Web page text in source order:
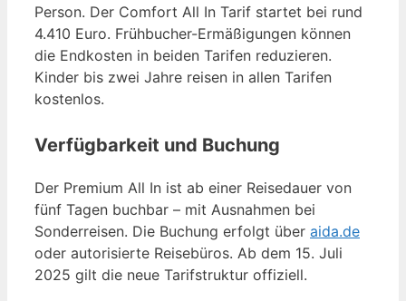
Person. Der Comfort All In Tarif startet bei rund
4.410 Euro. Frühbucher-Ermäßigungen können
die Endkosten in beiden Tarifen reduzieren.
Kinder bis zwei Jahre reisen in allen Tarifen
kostenlos.
Verfügbarkeit und Buchung
Der Premium All In ist ab einer Reisedauer von
fünf Tagen buchbar – mit Ausnahmen bei
Sonderreisen. Die Buchung erfolgt über aida.de
oder autorisierte Reisebüros. Ab dem 15. Juli
2025 gilt die neue Tarifstruktur offiziell.